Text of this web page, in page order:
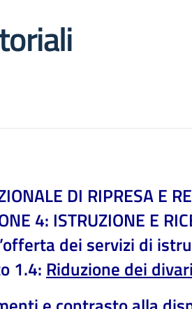
DI RIPRESA E
4: ISTRUZIONE E
dei servizi di
1.4: Riduzione dei